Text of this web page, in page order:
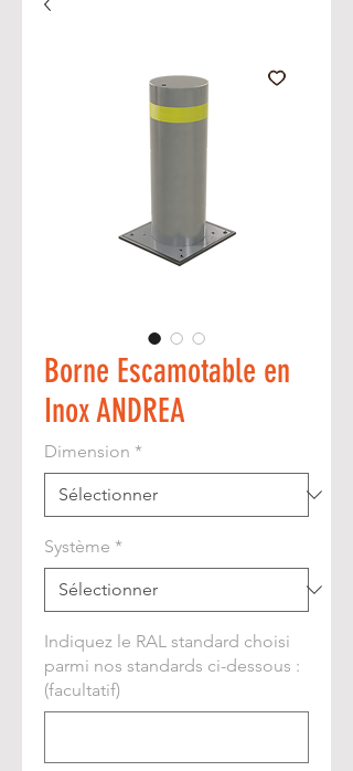
Borne Escamotable en
Inox ANDREA
Dimension *
Système *
Indiquez le RAL standard choisi
parmi nos standards ci-dessous :
(facultatif)